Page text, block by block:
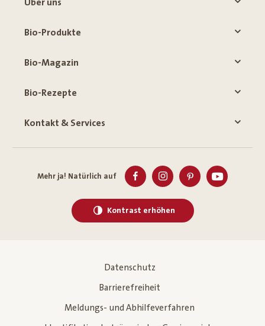
Über uns
Bio-Produkte
Bio-Magazin
Bio-Rezepte
Kontakt & Services
Mehr ja! Natürlich auf
Kontrast erhöhen
Datenschutz
Barrierefreiheit
Meldungs- und Abhilfeverfahren